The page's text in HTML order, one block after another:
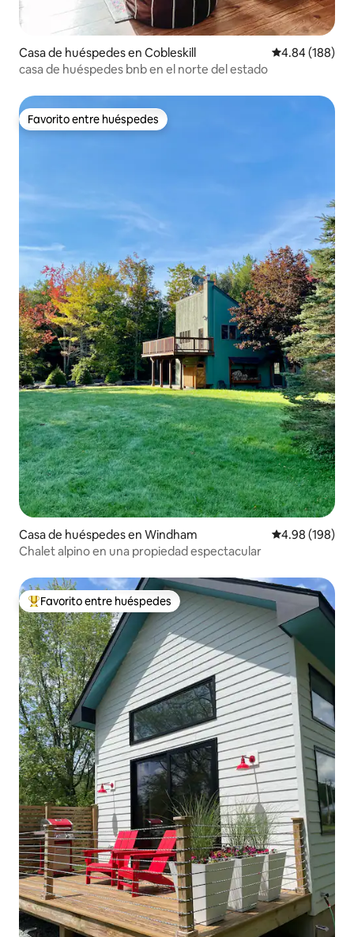
Casa de huéspedes en Cobleskill Calificación
4.84 (188)
casa de huéspedes bnb en el norte del estado
Favorito entre huéspedes
Favorito entre huéspedes
Casa de huéspedes en Windham Calificación
4.98 (198)
Chalet alpino en una propiedad espectacular
De los mejores en Favorito entre huéspedes
Favorito entre huéspedes